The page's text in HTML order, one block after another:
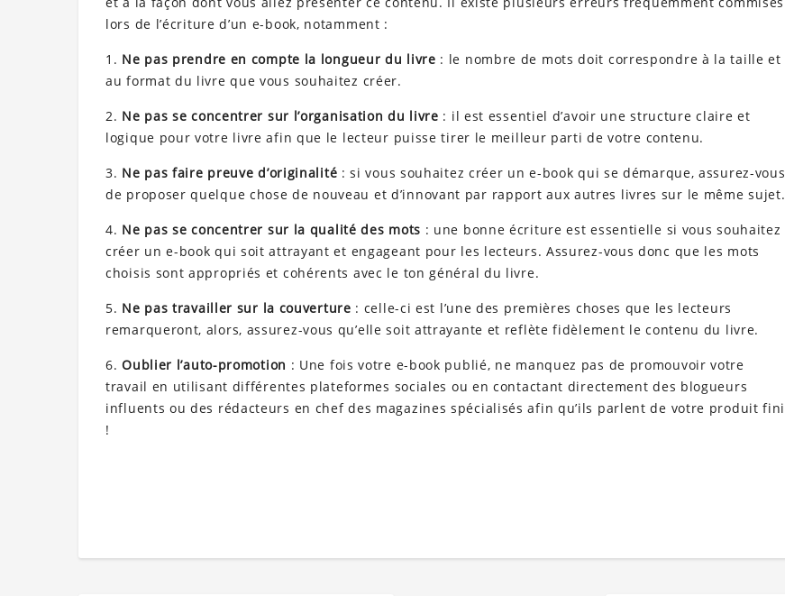
lors de l’écriture d’un e-book, notamment :
1. Ne pas prendre en compte la longueur du livre : le nombre de mots doit correspondre à la taille et
au format du livre que vous souhaitez créer.
2. Ne pas se concentrer sur l’organisation du livre : il est essentiel d’avoir une structure claire et
logique pour votre livre afin que le lecteur puisse tirer le meilleur parti de votre contenu.
3. Ne pas faire preuve d’originalité : si vous souhaitez créer un e-book qui se démarque, assurez-vous
de proposer quelque chose de nouveau et d’innovant par rapport aux autres livres sur le même sujet.
4. Ne pas se concentrer sur la qualité des mots : une bonne écriture est essentielle si vous souhaitez
créer un e-book qui soit attrayant et engageant pour les lecteurs. Assurez-vous donc que les mots
choisis sont appropriés et cohérents avec le ton général du livre.
5. Ne pas travailler sur la couverture : celle-ci est l’une des premières choses que les lecteurs
remarqueront, alors, assurez-vous qu’elle soit attrayante et reflète fidèlement le contenu du livre.
6.Oublier l’auto-promotion : Une fois votre e-book publié, ne manquez pas de promouvoir votre
travail en utilisant différentes plateformes sociales ou en contactant directement des blogueurs
influents ou des rédacteurs en chef des magazines spécialisés afin qu’ils parlent de votre produit fini
!